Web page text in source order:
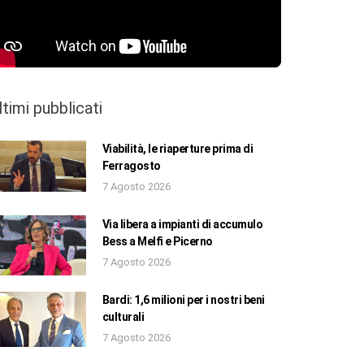
pubblicati
Viabilità, le riaperture prima di
Ferragosto
7 Agosto 2026
Via libera a impianti di accumulo
Bess a Melfi e Picerno
7 Agosto 2026
Bardi: 1,6 milioni per i nostri beni
culturali
7 Agosto 2026